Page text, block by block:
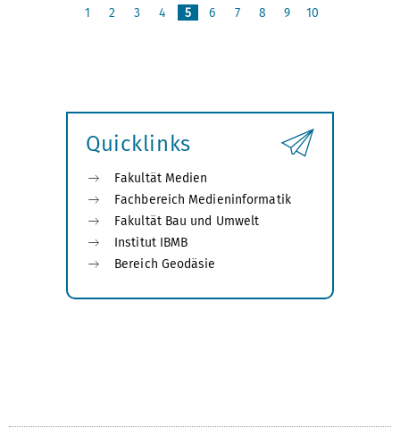
1 2 3 4 5 6 7 8 9
10
Quicklinks
Fakultät Medien
Fachbereich Medieninformatik
Fakultät Bau und Umwelt
Institut IBMB
Bereich Geodäsie